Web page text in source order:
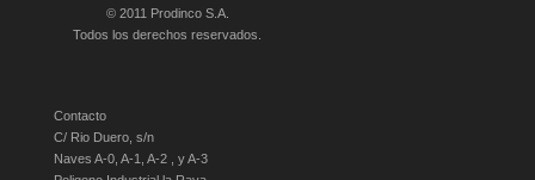
© 2011 Prodinco S.A.
Todos los derechos reservados.
Contacto
C/ Rio Duero, s/n
Naves A-0, A-1, A-2 , y A-3